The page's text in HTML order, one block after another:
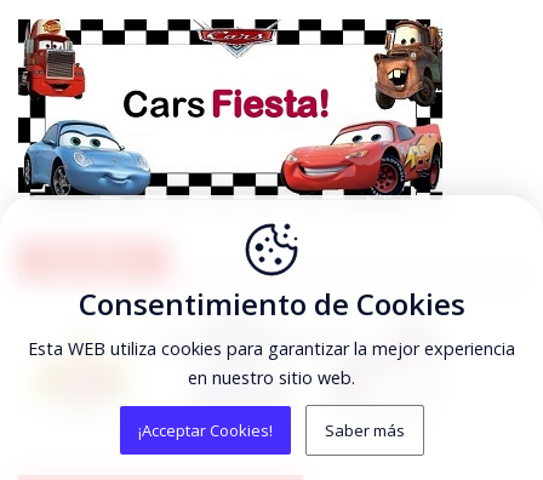
Consentimiento de Cookies
Esta WEB utiliza cookies para garantizar la mejor experiencia
en nuestro sitio web.
¡Acceptar Cookies! Saber más